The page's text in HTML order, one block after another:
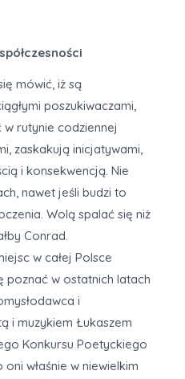
mówić, iż są
poszukiwaczami,
rutynie codziennej
zaskakują inicjatywami,
i konsekwencją. Nie
nawet jeśli budzi to
Wolą spalać się niż
Conrad.
w całej Polsce
poznać w ostatnich latach
i
i muzykiem Łukaszem
Konkursu Poetyckiego
właśnie w niewielkim